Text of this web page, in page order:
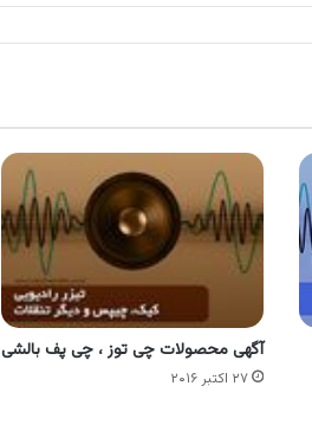
آگهی محصولات چی توز ، چی پف بالشی
۲۷ اکتبر ۲۰۱۶